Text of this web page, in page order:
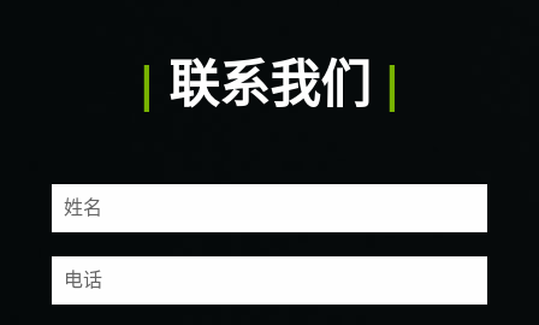
| 联系我们 |